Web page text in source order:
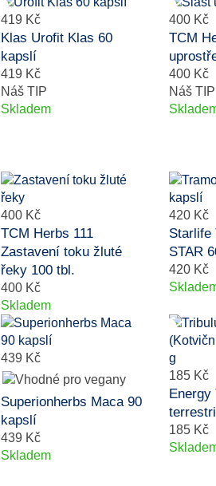
419 Kč
Klas Urofit Klas 60
kapslí
419 Kč
Náš TIP
Skladem
400 Kč
TCM
400 Kč
Náš TIP
400 Kč
TCM Herbs 111
Zastavení toku žluté
řeky 100 tbl.
400 Kč
Skladem
420 Kč
Starlife
STAR
420 Kč
439 Kč
Superionherbs Maca 90
kapslí
439 Kč
Skladem
185 Kč
Energy
185 Kč